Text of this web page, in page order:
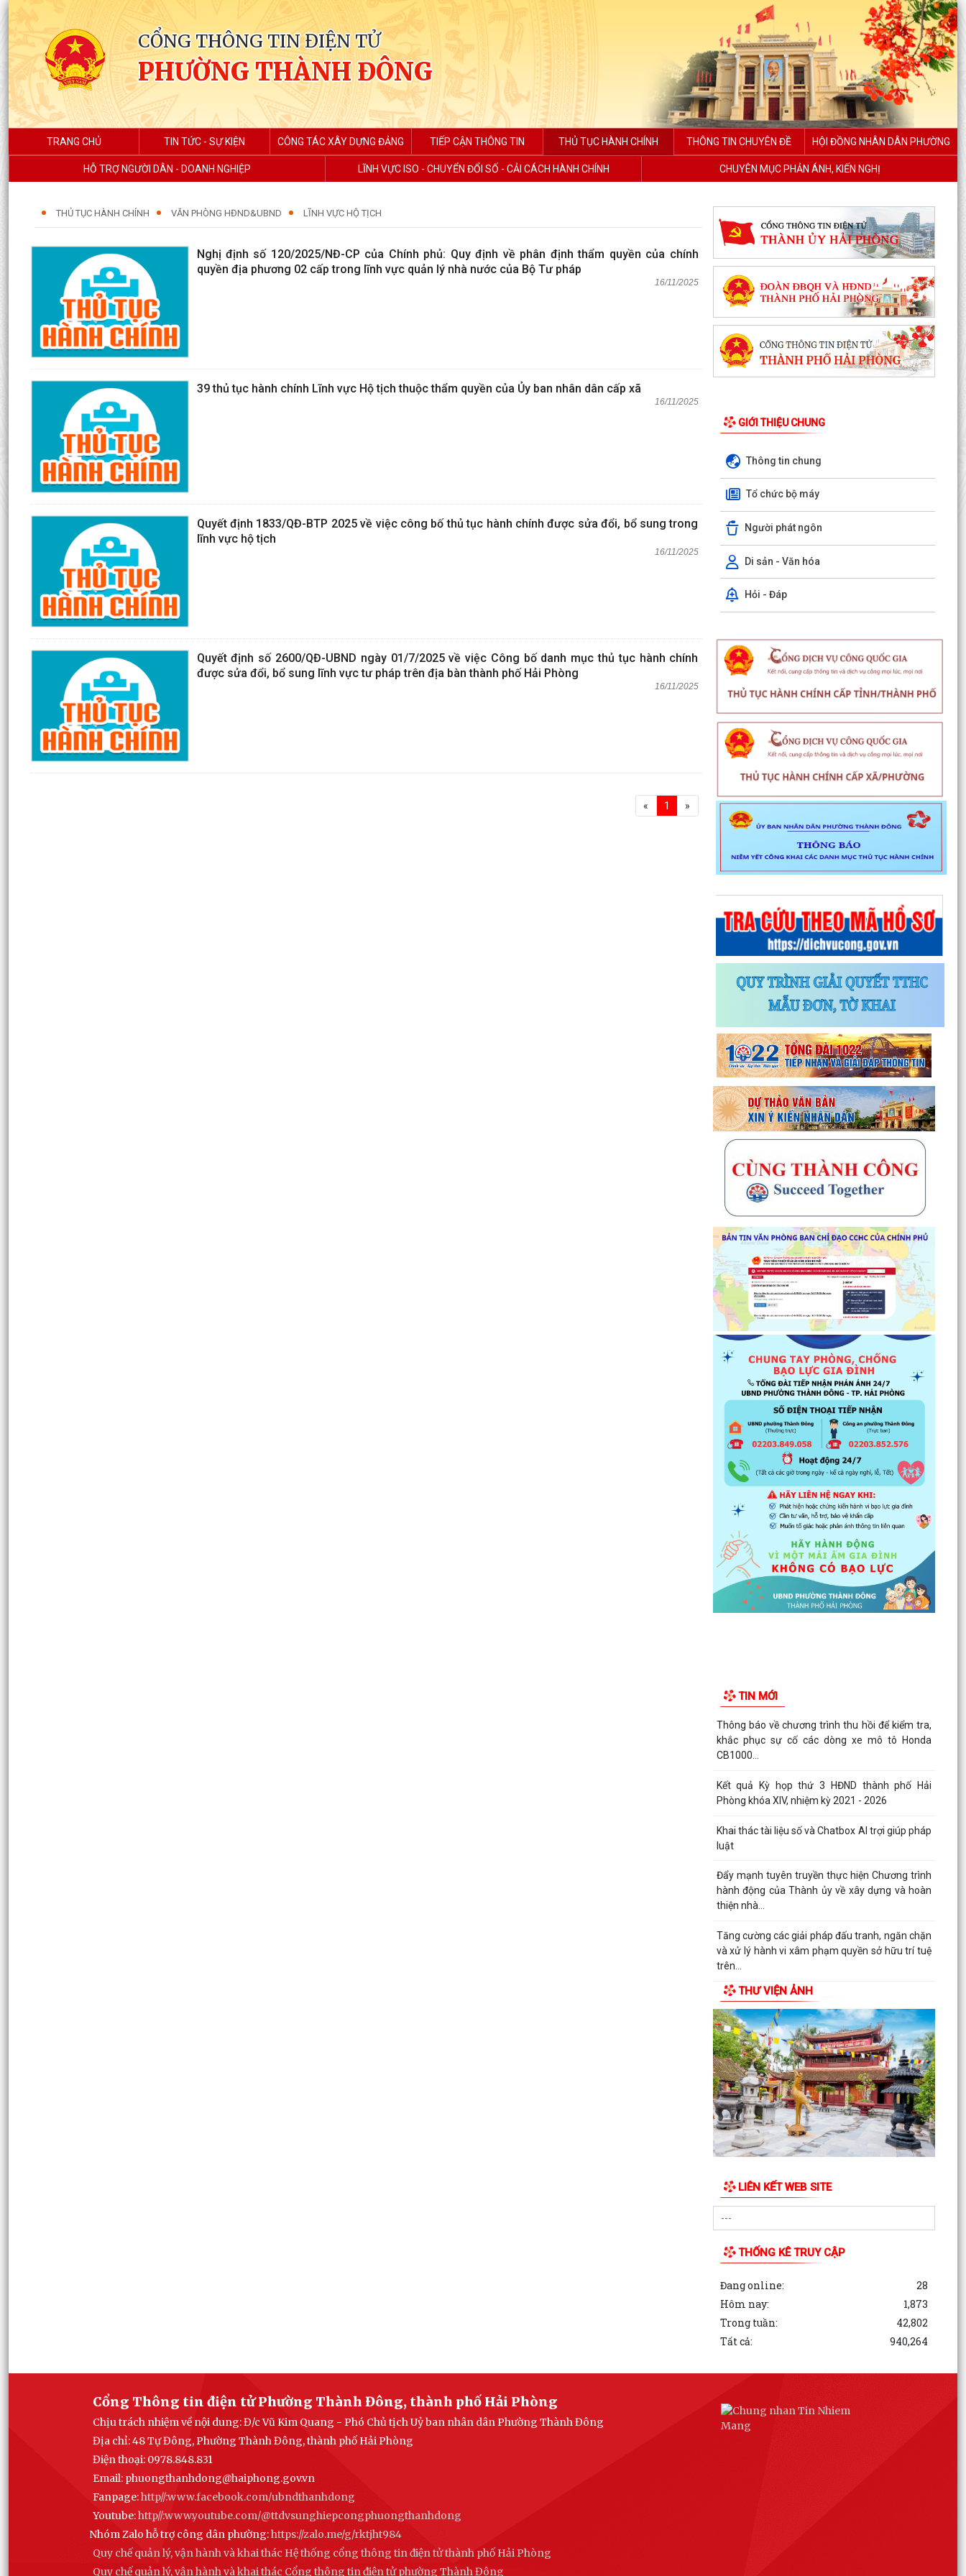
CỔNG THÔNG TIN ĐIỆN TỬ
PHƯỜNG THÀNH ĐÔNG
TRANG CHỦ TIN TỨC - SỰ KIỆN CÔNG TÁC XÂY DỰNG ĐẢNG TIẾP CẬN THÔNG TIN THỦ TỤC HÀNH CHÍNH THÔNG TIN CHUYÊN ĐỀ HỘI ĐỒNG NHÂN DÂN PHƯỜNG
HỖ TRỢ NGƯỜI DÂN - DOANH NGHIỆP LĨNH VỰC ISO - CHUYỂN ĐỔI SỐ - CẢI CÁCH HÀNH CHÍNH CHUYÊN MỤC PHẢN ÁNH, KIẾN NGHỊ
THỦ TỤC HÀNH CHÍNH VĂN PHÒNG HĐND&UBND LĨNH VỰC HỘ TỊCH
Nghị định số 120/2025/NĐ-CP của Chính phủ: Quy định về phân định thẩm quyền của chính
quyền địa phương 02 cấp trong lĩnh vực quản lý nhà nước của Bộ Tư pháp
16/11/2025
39 thủ tục hành chính Lĩnh vực Hộ tịch thuộc thẩm quyền của Ủy ban nhân dân cấp xã
16/11/2025
Quyết định 1833/QĐ-BTP 2025 về việc công bố thủ tục hành chính được sửa đổi, bổ sung trong
lĩnh vực hộ tịch
16/11/2025
Quyết định số 2600/QĐ-UBND ngày 01/7/2025 về việc Công bố danh mục thủ tục hành chính
được sửa đổi, bổ sung lĩnh vực tư pháp trên địa bàn thành phố Hải Phòng
16/11/2025
« 1 »
GIỚI THIỆU CHUNG
Thông tin chung
Tổ chức bộ máy
Người phát ngôn
Di sản - Văn hóa
Hỏi - Đáp
TIN MỚI
Thông báo về chương trình thu hồi để kiểm tra,
khắc phục sự cố các dòng xe mô tô Honda
CB1000...
Kết quả Kỳ họp thứ 3 HĐND thành phố Hải
Phòng khóa XIV, nhiệm kỳ 2021 - 2026
Khai thác tài liệu số và Chatbox AI trợi giúp pháp
luật
Đẩy mạnh tuyên truyền thực hiện Chương trình
hành động của Thành ủy về xây dựng và hoàn
thiện nhà...
Tăng cường các giải pháp đấu tranh, ngăn chặn
và xử lý hành vi xâm phạm quyền sở hữu trí tuệ
trên...
Ủy ban nhân dân phường Thành Đông thông
báo về việc chấm dứt hoạt động kinh doanh tại
Chợ tạm Chi...
THƯ VIỆN ẢNH
LIÊN KẾT WEB SITE
THỐNG KÊ TRUY CẬP
Đang online:
28
Hôm nay:
1,873
Trong tuần:
42,802
Tất cả:
940,264
Cổng Thông tin điện tử Phường Thành Đông, thành phố Hải Phòng
Chịu trách nhiệm về nội dung: Đ/c Vũ Kim Quang - Phó Chủ tịch Uỷ ban nhân dân Phường Thành Đông
Địa chỉ: 48 Tự Đông, Phường Thành Đông, thành phố Hải Phòng
Điện thoại: 0978.848.831
Email: phuongthanhdong@haiphong.gov.vn
Fanpage:http//:www.facebook.com/ubndthanhdong
Youtube:http//:www.youtube.com/@ttdvsunghiepcongphuongthanhdong
Nhóm Zalo hỗ trợ công dân phường:https://zalo.me/g/rktjht984
Quy chế quản lý, vận hành và khai thác Hệ thống cổng thông tin điện tử thành phố Hải Phòng
Quy chế quản lý, vận hành và khai thác Cổng thông tin điện tử phường Thành Đông